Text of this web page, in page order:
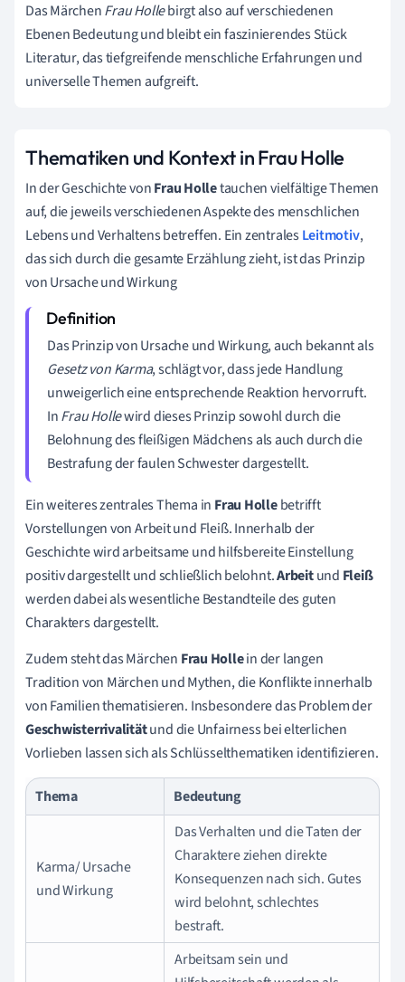
Das MärchenFrau Hollebirgt also auf verschiedenen
Ebenen Bedeutung und bleibt ein faszinierendes Stück
Literatur, das tiefgreifende menschliche Erfahrungen und
universelle Themen aufgreift.
Thematiken und Kontext in Frau Holle
In der Geschichte vonFrau Holletauchen vielfältige Themen
auf, die jeweils verschiedenen Aspekte des menschlichen
Lebens und Verhaltens betreffen. Ein zentralesLeitmotiv,
das sich durch die gesamte Erzählung zieht, ist das Prinzip
von Ursache und Wirkung
Das Prinzip von Ursache und Wirkung, auch bekannt als
Gesetz von Karma, schlägt vor, dass jede Handlung
unweigerlich eine entsprechende Reaktion hervorruft.
InFrau Hollewird dieses Prinzip sowohl durch die
Belohnung des fleißigen Mädchens als auch durch die
Bestrafung der faulen Schwester dargestellt.
Ein weiteres zentrales Thema in Frau Hollebetrifft
Vorstellungen von Arbeit und Fleiß. Innerhalb der
Geschichte wird arbeitsame und hilfsbereite Einstellung
positiv dargestellt und schließlich belohnt.Arbeitund Fleiß
werden dabei als wesentliche Bestandteile des guten
Charakters dargestellt.
Zudem steht das Märchen Frau Hollein der langen
Tradition von Märchen und Mythen, die Konflikte innerhalb
von Familien thematisieren. Insbesondere das Problem der
Geschwisterrivalitätund die Unfairness bei elterlichen
Vorlieben lassen sich als Schlüsselthematiken identifizieren.
Thema Bedeutung
Karma/ Ursache
und Wirkung
Das Verhalten und die Taten der
Charaktere ziehen direkte
Konsequenzen nach sich. Gutes
wird belohnt, schlechtes
bestraft.
Arbeitsam sein und